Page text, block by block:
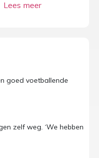
goed voetballende
zelf weg. ‘We hebben